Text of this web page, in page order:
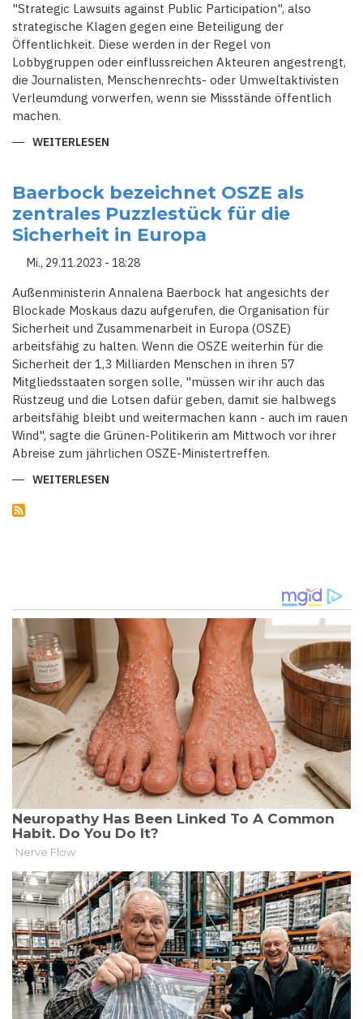
"Strategic Lawsuits against Public Participation", also
strategische Klagen gegen eine Beteiligung der
Öffentlichkeit. Diese werden in der Regel von
Lobbygruppen oder einflussreichen Akteuren angestrengt,
die Journalisten, Menschenrechts- oder Umweltaktivisten
Verleumdung vorwerfen, wenn sie Missstände öffentlich
machen.
WEITERLESEN
PARLAMENT
EINIGEN
SICH
AUF
BESSEREN
SCHUTZ
FÜR
JOURNALISTEN
AKTIVISTEN
VOR
KLAGEN
Baerbock bezeichnet OSZE als
zentrales Puzzlestück für die
Sicherheit in Europa
Mi., 29.11.2023 - 18:28
Außenministerin Annalena Baerbock hat angesichts der
Blockade Moskaus dazu aufgerufen, die Organisation für
Sicherheit und Zusammenarbeit in Europa (OSZE)
arbeitsfähig zu halten. Wenn die OSZE weiterhin für die
Sicherheit der 1,3 Milliarden Menschen in ihren 57
Mitgliedsstaaten sorgen solle, "müssen wir ihr auch das
Rüstzeug und die Lotsen dafür geben, damit sie halbwegs
arbeitsfähig bleibt und weitermachen kann - auch im rauen
Wind", sagte die Grünen-Politikerin am Mittwoch vor ihrer
Abreise zum jährlichen OSZE-Ministertreffen.
WEITERLESEN